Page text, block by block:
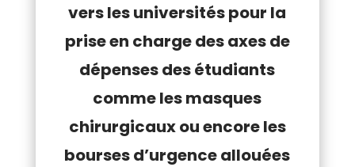
vers les universités pour la
prise en charge des axes de
dépenses des étudiants
comme les masques
chirurgicaux ou encore les
bourses d’urgence allouées